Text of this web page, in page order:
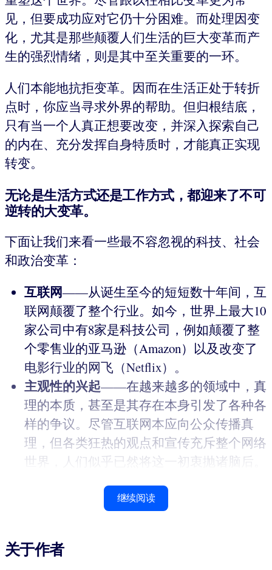
见，但要成功应对它仍十分困难。而处理因变
化，尤其是那些颠覆人们生活的巨大变革而产
生的强烈情绪，则是其中至关重要的一环。
人们本能地抗拒变革。因而在生活正处于转折
点时，你应当寻求外界的帮助。但归根结底，
只有当一个人真正想要改变，并深入探索自己
的内在、充分发挥自身特质时，才能真正实现
转变。
无论是生活方式还是工作方式，都迎来了不可
逆转的大变革。
下面让我们来看一些最不容忽视的科技、社会
和政治变革：
互联网——从诞生至今的短短数十年间，互
联网颠覆了整个行业。如今，世界上最大10
家公司中有8家是科技公司，例如颠覆了整
个零售业的亚马逊（Amazon）以及改变了
电影行业的网飞（Netflix）。
主观性的兴起——在越来越多的领域中，真
理的本质，甚至是其存在本身引发了各种各
样的争议。尽管互联网本应向公众传播真
理，但各类狂热的观点和宣传充斥整个网络
世界，人们似乎已然将这一初衷抛诸脑后。
继续阅读
关于作者